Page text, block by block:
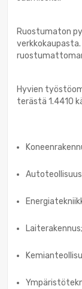
Ruostumaton
Hyvien
terästä 1.4410
Laiterakennus;